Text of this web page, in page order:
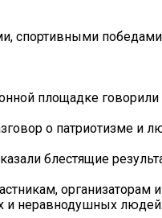
спортивными
площадке говорили
о патриотизме и
блестящие
и неравнодушных людей.